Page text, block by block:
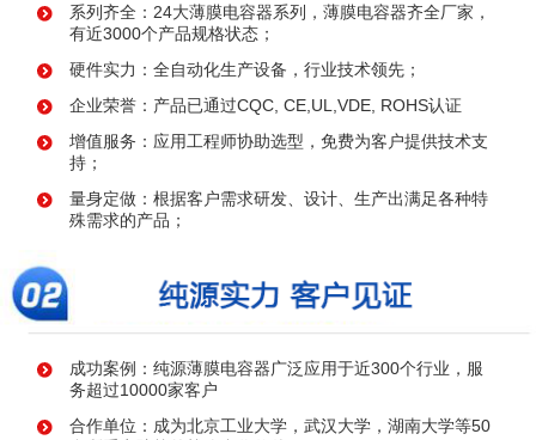
系列齐全：24大薄膜电容器系列，薄膜电容器齐全厂家，
有近3000个产品规格状态；
硬件实力：全自动化生产设备，行业技术领先；
企业荣誉：产品已通过CQC, CE,UL,VDE, ROHS认证
增值服务：应用工程师协助选型，免费为客户提供技术支
持；
量身定做：根据客户需求研发、设计、生产出满足各种特
殊需求的产品；
成功案例：纯源薄膜电容器广泛应用于近300个行业，服
务超过10000家客户
合作单位：成为北京工业大学，武汉大学，湖南大学等50